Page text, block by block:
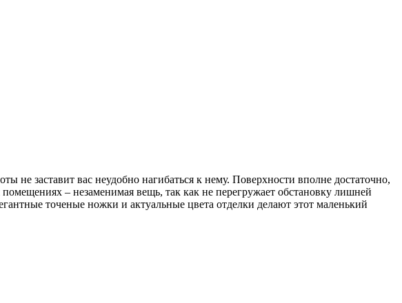
не заставит вас неудобно нагибаться к нему. Поверхности вполне достаточно,
– незаменимая вещь, так как не перегружает обстановку лишней
точеные ножки и актуальные цвета отделки делают этот маленький